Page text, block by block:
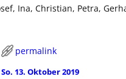
Ina, Christian, Petra,
permalink
13. Oktober 2019